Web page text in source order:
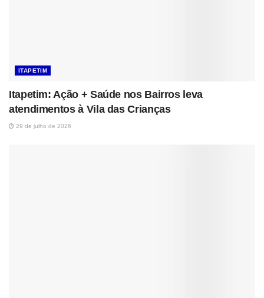
ITAPETIM
Itapetim: Ação + Saúde nos Bairros leva
atendimentos à Vila das Crianças
29 de julho de 2026